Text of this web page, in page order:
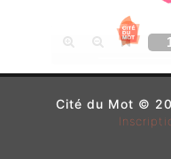
Cité du Mot ©